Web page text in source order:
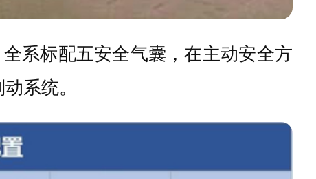
系标配五安全气囊，在主动安全方
系统。